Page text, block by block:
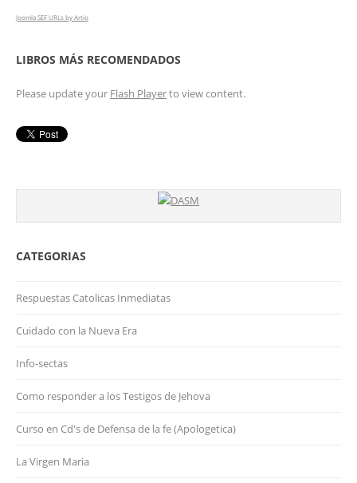
Joomla SEF URLs by Artio
LIBROS MÁS RECOMENDADOS
Please update your Flash Playerto view content.
CATEGORIAS
Respuestas Catolicas Inmediatas
Cuidado con la Nueva Era
Info-sectas
Como responder a los Testigos de Jehova
Curso en Cd's de Defensa de la fe (Apologetica)
La Virgen Maria